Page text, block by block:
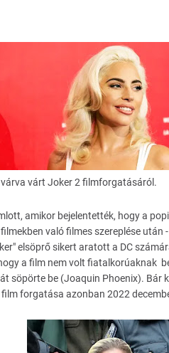
várt Joker 2 filmforgatásáról.
amikor bejelentették, hogy a
való filmes szereplése
elsöprő sikert aratott a DC
a film nem volt fiatalkorúaknak
söpörte be (Joaquin Phoenix). Bár
forgatása azonban 2022